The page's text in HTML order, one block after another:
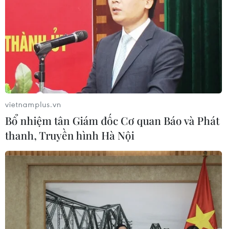
ASIAD 2023: IOC nhận định về sự dịch
chuyển hướng tới châu Á
23/09/2023 13:15
Chủ tịch IOC Thomas Bach nêu rõ nhiều môn thể thao
mới xuất hiện tại ASIAD 2023, đồng thời đề cao tầm
quan trọng ngày càng tăng của Trung Quốc đối với
phong trào Olympic.
vietnamplus.vn
Bổ nhiệm tân Giám đốc Cơ quan Báo và Phát
thanh, Truyền hình Hà Nội